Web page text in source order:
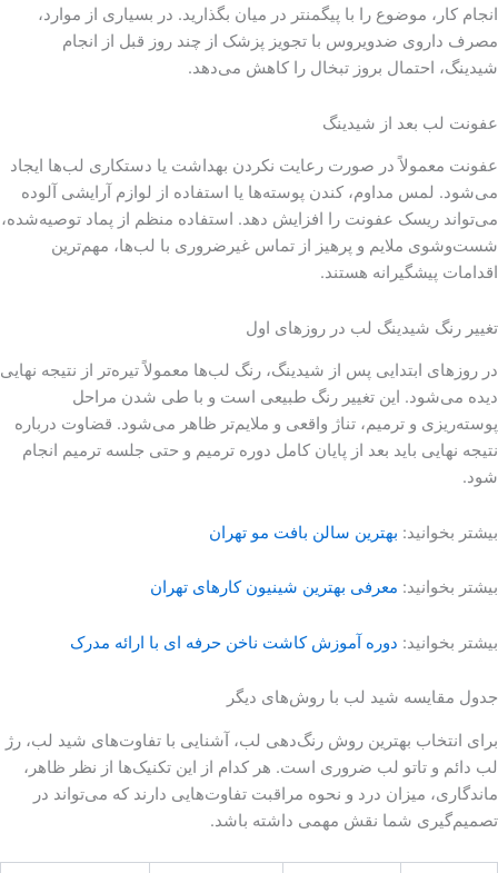
انجام کار، موضوع را با پیگمنتر در میان بگذارید. در بسیاری از موارد،
مصرف داروی ضدویروس با تجویز پزشک از چند روز قبل از انجام
شیدینگ، احتمال بروز تبخال را کاهش می‌دهد.
عفونت لب بعد از شیدینگ
عفونت معمولاً در صورت رعایت نکردن بهداشت یا دستکاری لب‌ها ایجاد
می‌شود. لمس مداوم، کندن پوسته‌ها یا استفاده از لوازم آرایشی آلوده
می‌تواند ریسک عفونت را افزایش دهد. استفاده منظم از پماد توصیه‌شده،
شست‌وشوی ملایم و پرهیز از تماس غیرضروری با لب‌ها، مهم‌ترین
اقدامات پیشگیرانه هستند.
تغییر رنگ شیدینگ لب در روزهای اول
در روزهای ابتدایی پس از شیدینگ، رنگ لب‌ها معمولاً تیره‌تر از نتیجه نهایی
دیده می‌شود. این تغییر رنگ طبیعی است و با طی شدن مراحل
پوسته‌ریزی و ترمیم، تناژ واقعی و ملایم‌تر ظاهر می‌شود. قضاوت درباره
نتیجه نهایی باید بعد از پایان کامل دوره ترمیم و حتی جلسه ترمیم انجام
شود.
بیشتر بخوانید: بهترین سالن بافت مو تهران
بیشتر بخوانید: معرفی بهترین شینیون کارهای تهران
بیشتر بخوانید: دوره آموزش کاشت ناخن حرفه ای با ارائه مدرک
جدول مقایسه شید لب با روش‌های دیگر
برای انتخاب بهترین روش رنگ‌دهی لب، آشنایی با تفاوت‌های شید لب، رژ
لب دائم و تاتو لب ضروری است. هر کدام از این تکنیک‌ها از نظر ظاهر،
ماندگاری، میزان درد و نحوه مراقبت تفاوت‌هایی دارند که می‌تواند در
تصمیم‌گیری شما نقش مهمی داشته باشد.